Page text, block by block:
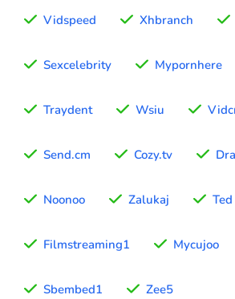
Vidspeed Xhbranch
Sexcelebrity Mypornhere
Traydent Wsiu
Send.cm Cozy.tv
Noonoo Zalukaj Ted
Filmstreaming1 Mycujoo
Sbembed1 Zee5